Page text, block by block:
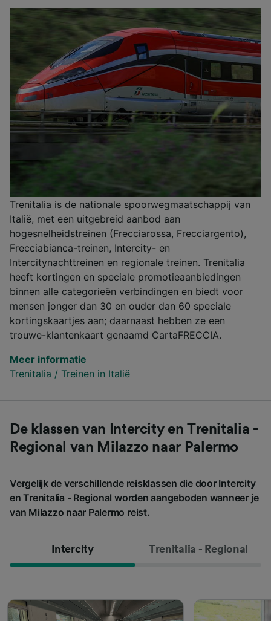
Trenitalia is de nationale spoorwegmaatschappij van
Italië, met een uitgebreid aanbod aan
hogesnelheidstreinen (Frecciarossa, Frecciargento),
Frecciabianca-treinen, Intercity- en
Intercitynachttreinen en regionale treinen. Trenitalia
heeft kortingen en speciale promotieaanbiedingen
binnen alle categorieën verbindingen en biedt voor
mensen jonger dan 30 en ouder dan 60 speciale
kortingskaartjes aan; daarnaast hebben ze een
trouwe-klantenkaart genaamd CartaFRECCIA.
Meer informatie
Trenitalia / Treinen in Italië
De klassen van Intercity en Trenitalia -
Regional van Milazzo naar Palermo
Vergelijk de verschillende reisklassen die door Intercity
en Trenitalia - Regional worden aangeboden wanneer je
van Milazzo naar Palermo reist.
Intercity Trenitalia - Regional